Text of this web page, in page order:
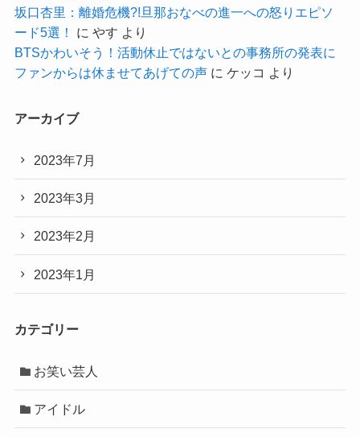
坂口杏里：離婚危機?!旦那おなべの進一への怒りエピソ
ード5選！
に やす より
BTSかわいそう！活動休止ではないとの事務所の発表に
ファンからは休ませてあげての声に ケッコ より
アーカイブ
2023年7月
2023年3月
2023年2月
2023年1月
カテゴリー
お笑い芸人
アイドル